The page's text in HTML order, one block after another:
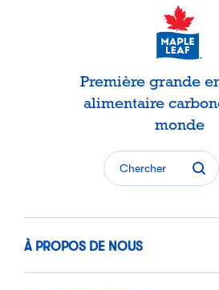
Première grande
alimentaire
monde
Chercher
À PROPOS DE NOUS